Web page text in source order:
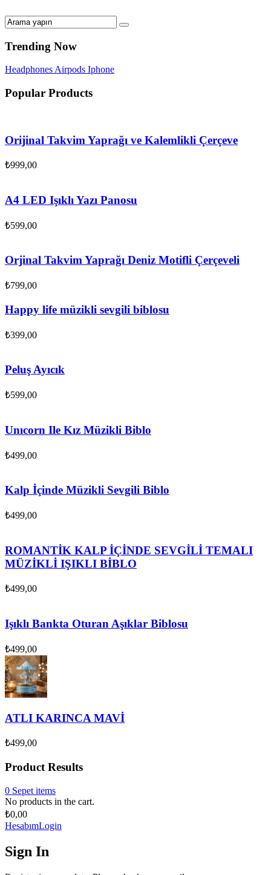
Trending Now
HeadphonesAirpods Iphone
Popular Products
Orijinal Takvim Yaprağı ve Kalemlikli Çerçeve
₺999,00
A4 LED Işıklı Yazı Panosu
₺599,00
Orjinal Takvim Yaprağı Deniz Motifli Çerçeveli
₺799,00
Happy life müzikli sevgili biblosu
₺399,00
Peluş Ayıcık
₺599,00
Unıcorn Ile Kız Müzikli Biblo
₺499,00
Kalp İçinde Müzikli Sevgili Biblo
₺499,00
ROMANTİK KALP İÇİNDE SEVGİLİ TEMALI
MÜZİKLİ IŞIKLI BİBLO
₺499,00
Işıklı Bankta Oturan Aşıklar Biblosu
₺499,00
ATLI KARINCA MAVİ
₺499,00
Product Results
0 Sepet items
No products in the cart.
₺0,00
HesabımLogin
Sign In